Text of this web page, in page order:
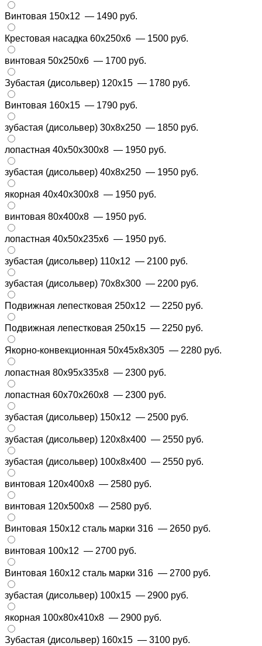
Винтовая 150х12 — 1490 руб.
Крестовая насадка 60x250x6 — 1500 руб.
винтовая 50х250х6 — 1700 руб.
Зубастая (дисольвер) 120х15 — 1780 руб.
Винтовая 160х15 — 1790 руб.
зубастая (дисольвер) 30х8х250 — 1850 руб.
лопастная 40х50х300х8 — 1950 руб.
зубастая (дисольвер) 40х8х250 — 1950 руб.
якорная 40х40х300х8 — 1950 руб.
винтовая 80х400х8 — 1950 руб.
лопастная 40х50х235х6 — 1950 руб.
зубастая (дисольвер) 110х12 — 2100 руб.
зубастая (дисольвер) 70х8х300 — 2200 руб.
Подвижная лепестковая 250х12 — 2250 руб.
Подвижная лепестковая 250х15 — 2250 руб.
Якорно-конвекционная 50x45x8x305 — 2280 руб.
лопастная 80х95х335х8 — 2300 руб.
лопастная 60x70x260x8 — 2300 руб.
зубастая (дисольвер) 150х12 — 2500 руб.
зубастая (дисольвер) 120х8х400 — 2550 руб.
зубастая (дисольвер) 100х8х400 — 2550 руб.
винтовая 120х400х8 — 2580 руб.
винтовая 120х500х8 — 2580 руб.
Винтовая 150х12 сталь марки 316 — 2650 руб.
винтовая 100х12 — 2700 руб.
Винтовая 160х12 сталь марки 316 — 2700 руб.
зубастая (дисольвер) 100х15 — 2900 руб.
якорная 100x80x410x8 — 2900 руб.
Зубастая (дисольвер) 160х15 — 3100 руб.